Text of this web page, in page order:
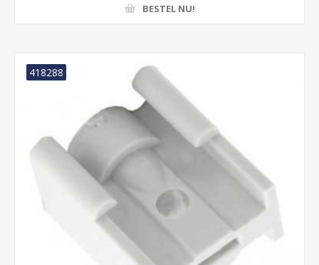
BESTEL NU!
418288